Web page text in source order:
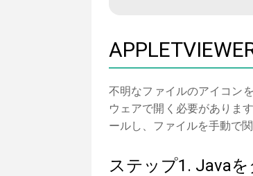
不明なファイルのアイコン
ウェアで開く必要がありま
ールし、ファイルを手動で関
ステップ1. Java